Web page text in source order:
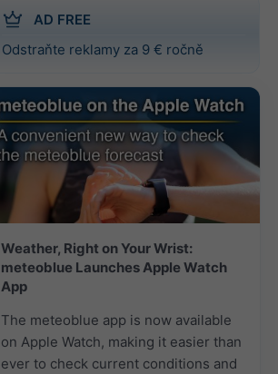
AD FREE
Odstraňte reklamy za 9 € ročně
Weather, Right on Your Wrist:
meteoblue Launches Apple Watch
App
The meteoblue app is now available
on Apple Watch, making it easier than
ever to check current conditions and